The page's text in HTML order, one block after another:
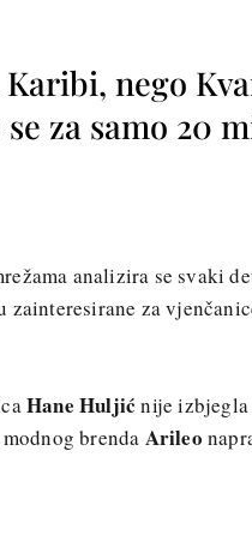
Karibi, nego
se za samo 20
analizira se svaki
zainteresirane za
Hane Huljićnije izbjegla
brenda Arileo